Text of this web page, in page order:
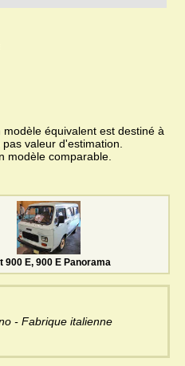
équivalent est destiné à
valeur d'estimation.
modèle comparable.
900 E, 900 E Panorama
- Fabrique italienne